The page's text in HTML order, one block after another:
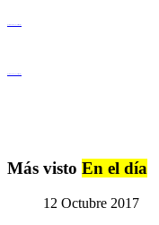
Más visto En el día
12 Octubre 2017